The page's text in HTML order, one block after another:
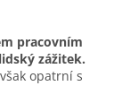
pracovním
zážitek.
opatrní s